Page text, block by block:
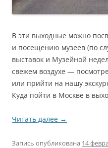
В эти выходные можно
и посещению музеев (по
выставок и Музейной
свежем воздухе —
или прийти на нашу
Куда пойти в Москве в
Читать далее →
Запись опубликована 14